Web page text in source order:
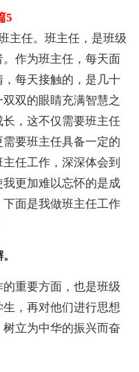
5
主任。班主任，是班级
作为班主任，每天面
每天接触的，是几十
双的眼睛充满智慧之
，这不仅需要班主任
要班主任具备一定的
任工作，深深体会到
更加难以忘怀的是成
面是我做班主任工作
重要方面，也是班级
，再对他们进行思想
立为中华的振兴而奋